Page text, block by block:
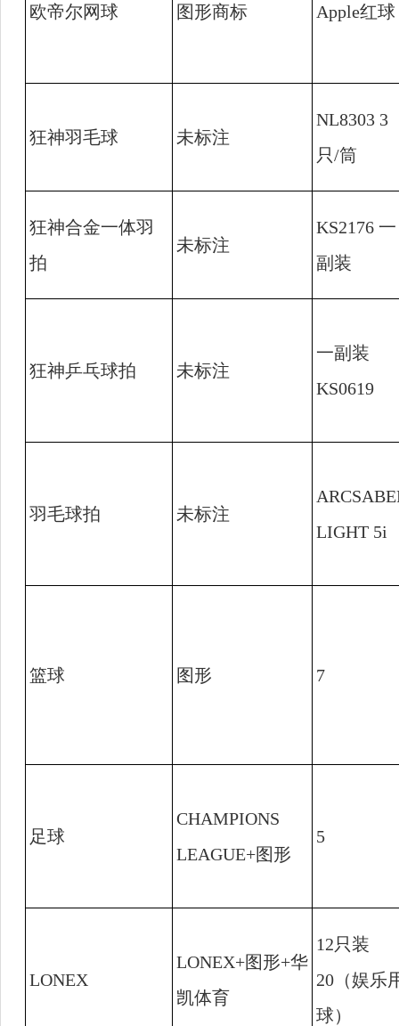
欧帝尔网球 图形商标 Apple红球
狂神羽毛球 未标注
NL8303 3
只/筒
狂神合金一体羽
拍
未标注
KS2176 一
副装
狂神乒乓球拍 未标注
一副装
KS0619
羽毛球拍 未标注
LIGHT 5i
篮球 图形 7
足球
CHAMPIONS
LEAGUE+图形
5
LONEX
LONEX+图形+华
凯体育
12只装
20（娱乐
球）